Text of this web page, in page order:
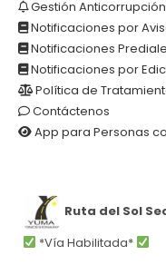
Gestión Anticorrupción
Notificaciones por
Notificaciones
Notificaciones por
Política de
Contáctenos
App para Personas
Ruta del Sol
*Vía Habilitada*